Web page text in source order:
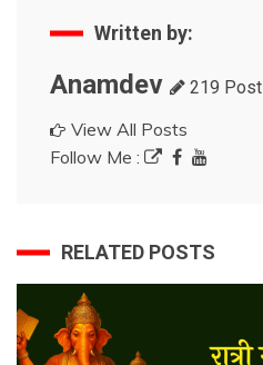
Written by:
Anamdev 219
View All Posts
Follow Me :
RELATED POSTS